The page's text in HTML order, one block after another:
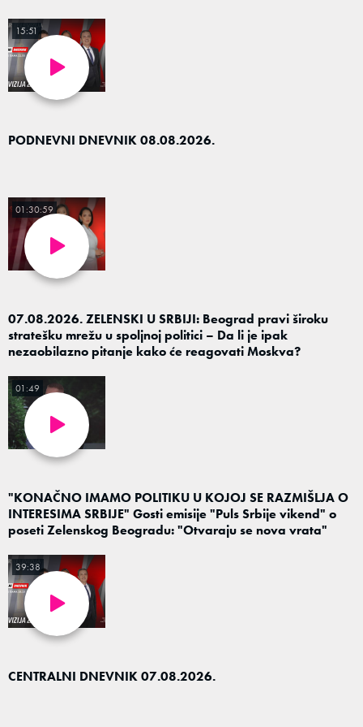
PODNEVNI DNEVNIK 08.08.2026.
15:51
07.08.2026. ZELENSKI U SRBIJI: Beograd pravi široku
stratešku mrežu u spoljnoj politici – Da li je ipak
nezaobilazno pitanje kako će reagovati Moskva?
01:30:59
"KONAČNO IMAMO POLITIKU U KOJOJ SE RAZMIŠLJA O
INTERESIMA SRBIJE" Gosti emisije "Puls Srbije vikend" o
poseti Zelenskog Beogradu: "Otvaraju se nova vrata"
01:49
CENTRALNI DNEVNIK 07.08.2026.
39:38